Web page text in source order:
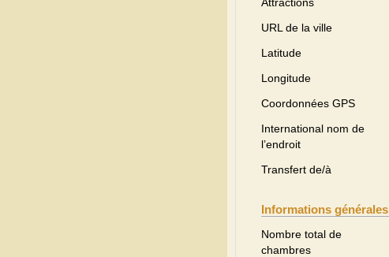
URL de la ville
Latitude
Longitude
Coordonnées GPS
International nom de
l’endroit
Transfert de/à
Informations générales
Nombre total de
chambres